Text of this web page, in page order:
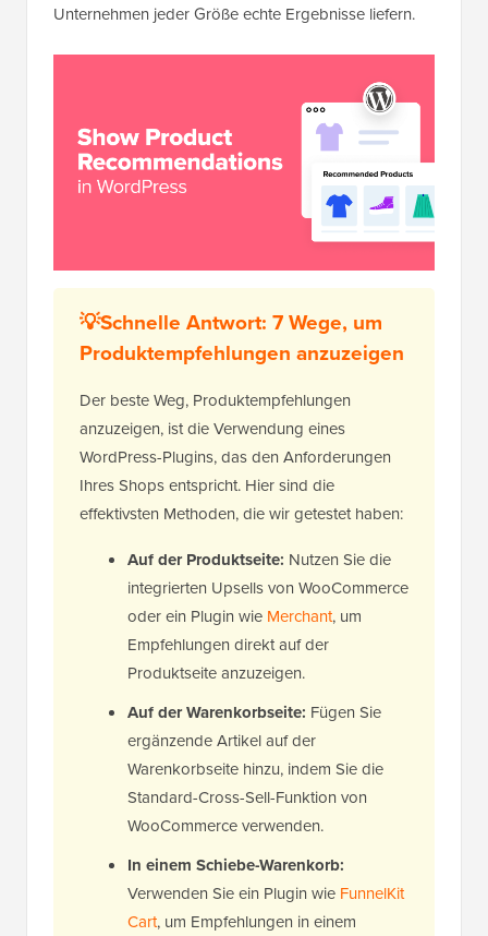
Unternehmen jeder Größe echte Ergebnisse liefern.
💡Schnelle Antwort: 7 Wege, um
Produktempfehlungen anzuzeigen
Der beste Weg, Produktempfehlungen
anzuzeigen, ist die Verwendung eines
WordPress-Plugins, das den Anforderungen
Ihres Shops entspricht. Hier sind die
effektivsten Methoden, die wir getestet haben:
Auf der Produktseite: Nutzen Sie die
integrierten Upsells von WooCommerce
oder ein Plugin wie Merchant, um
Empfehlungen direkt auf der
Produktseite anzuzeigen.
Auf der Warenkorbseite: Fügen Sie
ergänzende Artikel auf der
Warenkorbseite hinzu, indem Sie die
Standard-Cross-Sell-Funktion von
WooCommerce verwenden.
In einem Schiebe-Warenkorb:
Verwenden Sie ein Plugin wie FunnelKit
Cart, um Empfehlungen in einem